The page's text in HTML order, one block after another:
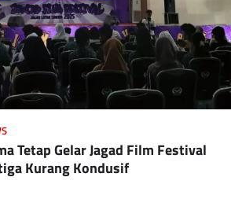
Tetap Gelar Jagad Film Festival
Kurang Kondusif‎